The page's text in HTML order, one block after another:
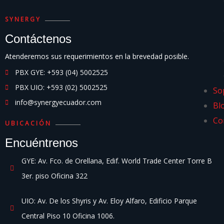
SYNERGY
Contáctenos
Atenderemos sus requerimientos en la brevedad posible.
PBX GYE: +593 (04) 5002525
PBX UIO: +593 (02) 5002525
info@synergyecuador.com
UBICACIÓN
Encuéntrenos
GYE: Av. Fco. de Orellana, Edif. World Trade Center Torre B
3er. piso Oficina 322
UIO: Av. De los Shyris y Av. Eloy Alfaro, Edificio Parque
Central Piso 10 Oficina 1006.